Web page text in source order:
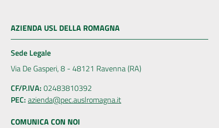
AZIENDA USL DELLA ROMAGNA
Sede Legale
Via De Gasperi, 8 - 48121 Ravenna (RA)
CF/P.IVA: 02483810392
PEC: azienda@pec.auslromagna.it
COMUNICA CON NOI